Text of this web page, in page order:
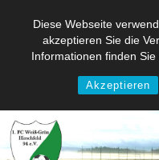
Diese Webseite
akzeptieren Sie die
Informationen finden
Akzeptieren